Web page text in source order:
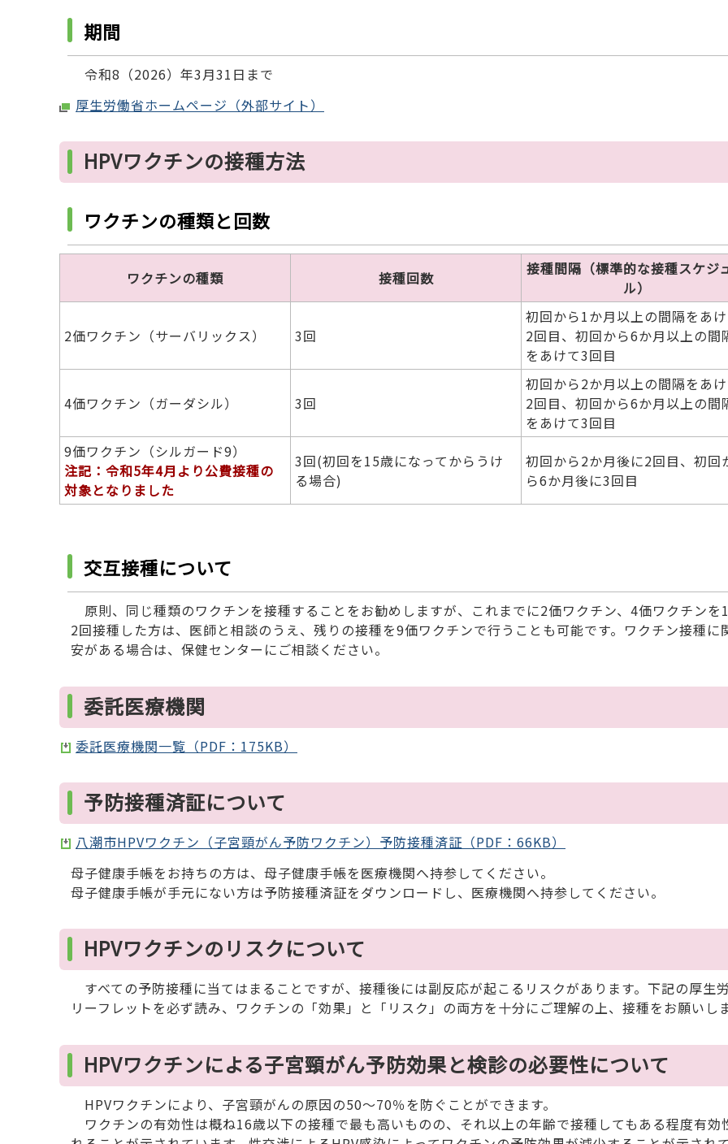
期間
令和8（2026）年3月31日まで
厚生労働省ホームページ（外部サイト）
HPVワクチンの接種方法
ワクチンの種類と回数
ワクチンの種類 接種回数
接種間隔（標準的な接種スケジ
ル）
2価ワクチン（サーバリックス） 3回
初回から1か月以上の間隔をあ
2回目、初回から6か月以上の間
をあけて3回目
4価ワクチン（ガーダシル） 3回
初回から2か月以上の間隔をあ
2回目、初回から6か月以上の間
をあけて3回目
9価ワクチン（シルガード9）
注記：令和5年4月より公費接種の
対象となりました
3回(初回を15歳になってからうけ
る場合)
初回から2か月後に2回目、初回
ら6か月後に3回目
交互接種について
原則、同じ種類のワクチンを接種することをお勧めしますが、これまでに2価ワクチン、4価ワクチンを
2回接種した方は、医師と相談のうえ、残りの接種を9価ワクチンで行うことも可能です。ワクチン接種に
安がある場合は、保健センターにご相談ください。
委託医療機関
委託医療機関一覧（PDF：175KB）
予防接種済証について
八潮市HPVワクチン（子宮頸がん予防ワクチン）予防接種済証（PDF：66KB）
母子健康手帳をお持ちの方は、母子健康手帳を医療機関へ持参してください。
母子健康手帳が手元にない方は予防接種済証をダウンロードし、医療機関へ持参してください。
HPVワクチンのリスクについて
すべての予防接種に当てはまることですが、接種後には副反応が起こるリスクがあります。下記の厚生
リーフレットを必ず読み、ワクチンの「効果」と「リスク」の両方を十分にご理解の上、接種をお願いしま
HPVワクチンによる子宮頸がん予防効果と検診の必要性について
HPVワクチンにより、子宮頸がんの原因の50～70％を防ぐことができます。
ワクチンの有効性は概ね16歳以下の接種で最も高いものの、それ以上の年齢で接種してもある程度有効